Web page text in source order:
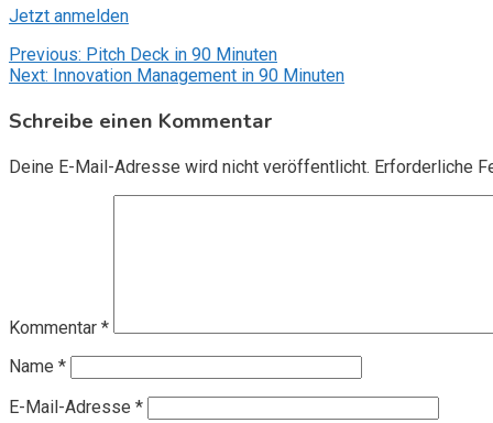
Jetzt anmelden
Beitragsnavigation
Previous: Pitch Deck in 90 Minuten
Next: Innovation Management in 90 Minuten
Schreibe einen Kommentar
Deine E-Mail-Adresse wird nicht veröffentlicht. Erforderliche
Kommentar *
Name *
E-Mail-Adresse *